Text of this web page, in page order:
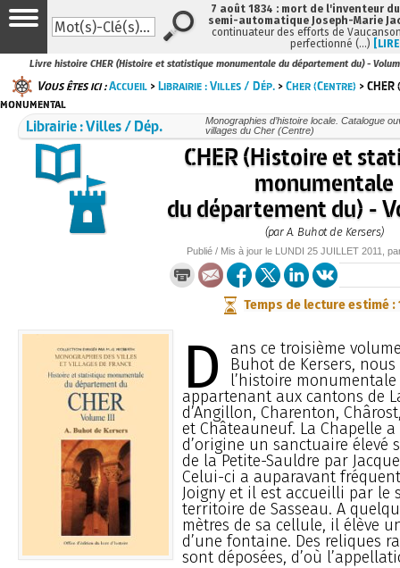
Livre histoire CHER (Histoire et statistique monumentale du département du) -
Vous êtes ici :Accueil >Librairie : Villes / Dép. >Cher (Centre) >
monumental
Librairie : Villes / Dép.
Monographies d’histoire locale. Catalogue
villages du Cher (Centre)
CHER (Histoire et
monumentale
du département du) -
(par A. Buhot de Kersers)
Publié / Mis à jour le LUNDI 25 JUILLET 2011 ,
Temps de lecture estimé :
D
ans ce troisième
Buhot de Kersers,
l’histoire
appartenant aux cantons de
d’Angillon, Charenton,
et Châteauneuf. La Chapelle
d’origine un sanctuaire élevé
de la Petite-Sauldre par
Celui-ci a auparavant
Joigny et il est accueilli par le
territoire de Sasseau. A
mètres de sa cellule, il élève
d’une fontaine. Des reliques
sont déposées, d’où
7 août 1834 : mort de l'inventeur
semi-automatique Joseph-Marie
continuateur des efforts de
perfectionné (…)